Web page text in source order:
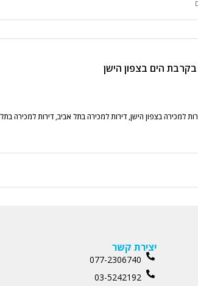
הים בצפון הישן
למכירה בצפון הישן, דירות למכירה בתל אביב, דירות למכירה
יצירת קשר
077-2306740
03-5242192